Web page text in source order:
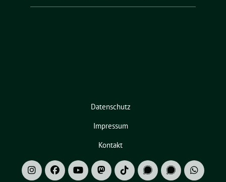
Datenschutz
Impressum
Kontakt